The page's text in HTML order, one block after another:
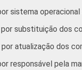
filmadora.
aparelho de
sistema
substituição dos
atualização dos
responsável pela